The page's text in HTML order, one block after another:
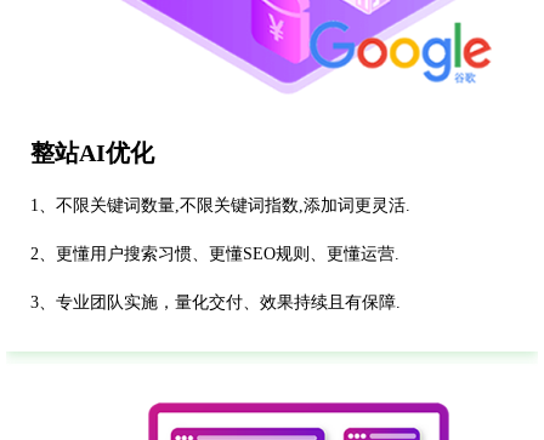
整站AI优化
1、不限关键词数量,不限关键词指数,添加词更灵活.
2、更懂用户搜索习惯、更懂SEO规则、更懂运营.
3、专业团队实施，量化交付、效果持续且有保障.